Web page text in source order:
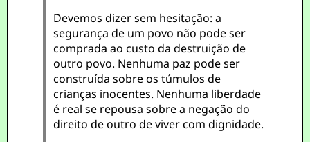
Devemos dizer sem hesitação: a
segurança de um povo não pode ser
comprada ao custo da destruição de
outro povo. Nenhuma paz pode ser
construída sobre os túmulos de
crianças inocentes. Nenhuma liberdade
é real se repousa sobre a negação do
direito de outro de viver com dignidade.